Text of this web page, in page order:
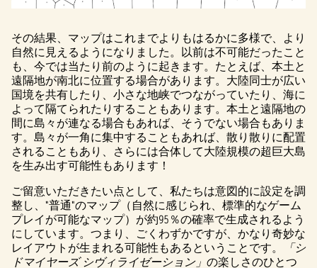
その結果、マップはこれまでよりもはるかに多様で、より
自然に見えるようになりました。以前は不可能だったこと
も、今では当たり前のように起きます。たとえば、本土と
遠隔地が南北に位置する場合があります。大陸同士が広い
国境を共有したり、小さな地峡でつながっていたり、海に
よって隔てられたりすることもあります。本土と遠隔地の
間に島々が連なる場合もあれば、そうでない場合もありま
す。島々が一角に集中することもあれば、散り散りに配置
されることもあり、さらには合体して大陸規模の超巨大島
を生み出す可能性もあります！
ご留意いただきたい点として、私たちは意図的に設定を調
整し、"普通"のマップ（自然に感じられ、標準的なゲーム
プレイが可能なマップ）が約95％の確率で生成されるよう
にしています。つまり、ごくわずかですが、かなり奇妙な
レイアウトが生まれる可能性もあるということです。
「シ
ドマイヤーズ シヴィライゼーション」 の楽しさのひとつ